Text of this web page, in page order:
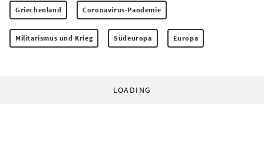
Griechenland Coronavirus-Pandemie
Militarismus und Krieg Südeuropa Europa
LOADING